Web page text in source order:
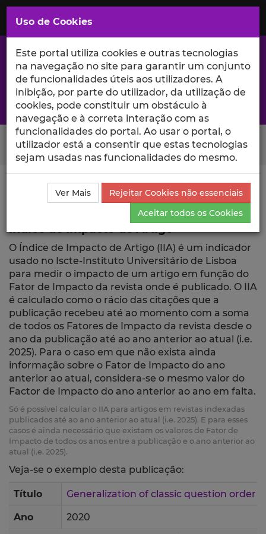
Saltar
para
Conteúdo
Principal
A excelência da investigação e ciência no Iscte
Search Button
Ciência_Iscte Publicações
Índice de Impacto de
O Índice de Impacto de Artigo (IIA) é um indicador
usado no Iscte-Instituto Universitário de Lisboa
para medir o impacto de um artigo em função do
Fator de Impacto da revista onde é publicado. O IIA
é calculado como o rácio das citações que a
publicação recebeu até ao momento com a soma
de todos os Fatores de Impacto da revista desde o
ano da publicação até ao ano anterior ao atual (i.e.
2025). Para o caso em que não exista ainda
informação sobre o Fator de Impacto do ano
anterior ao atual, considera-se o mesmo valor do
Factor de Impacto do ano anterior ao ano em falta.
Só é possível calcular o IIA para artigos em revistas indexadas
publicados até ao ano anterior ao atual (i.e. 2025). E para esses
casos é ainda necessário que existam os valores de Fator de
Impacto de todos os anos entre a publicação e o ano anterior ao
atual (i.e. 2025).
Veja-se o exemplo desta publicação:
Título Generalization of classic question order
Ano 2020
Uso de Cookies
Este portal utiliza cookies e outras tecnologias
na navegação no site para garantir um conjunto
de funcionalidades úteis aos utilizadores. A
inibição, por parte do utilizador, da utilização de
cookies, pode constituir um obstáculo à
navegação e à correta interação com as
funcionalidades do portal. Ao usar o portal, o
utilizador está a consentir que estas tecnologias
sejam usadas nas funcionalidades do mesmo.
Ver Mais
Rejeitar Cookies não essenciais
Aceitar todos os Cookies